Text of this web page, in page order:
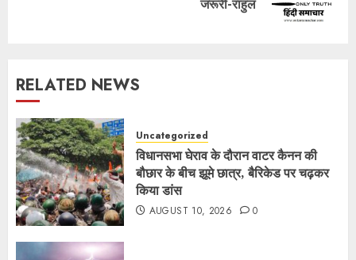
जरूरी-राहुल
RELATED NEWS
Uncategorized
विधानसभा घेराव के दौरान वाटर कैनन की
बौछार के बीच झूमे छात्र, बैरिकेड पर चढ़कर
किया डांस
AUGUST 10, 2026 0